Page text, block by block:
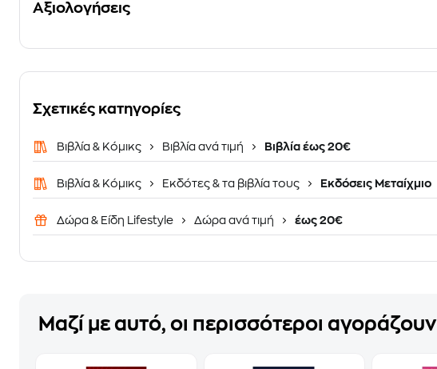
Αξιολογήσεις
Σχετικές κατηγορίες
Βιβλία & Κόμικς Βιβλία ανά τιμή Βιβλία έως 20€
Βιβλία & Κόμικς Εκδότες & τα βιβλία τους Εκδόσεις Μεταίχμιο
Δώρα & Είδη Lifestyle Δώρα ανά τιμή έως 20€
Μαζί με αυτό, οι περισσότεροι αγοράζουν